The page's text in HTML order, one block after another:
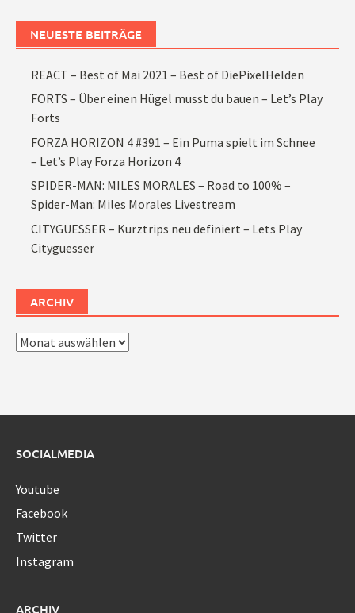
NEUESTE BEITRÄGE
REACT – Best of Mai 2021 – Best of DiePixelHelden
FORTS – Über einen Hügel musst du bauen – Let’s Play
Forts
FORZA HORIZON 4 #391 – Ein Puma spielt im Schnee
– Let’s Play Forza Horizon 4
SPIDER-MAN: MILES MORALES – Road to 100% –
Spider-Man: Miles Morales Livestream
CITYGUESSER – Kurztrips neu definiert – Lets Play
Cityguesser
ARCHIV
Archiv
SOCIALMEDIA
Youtube
Facebook
Twitter
Instagram
ARCHIV